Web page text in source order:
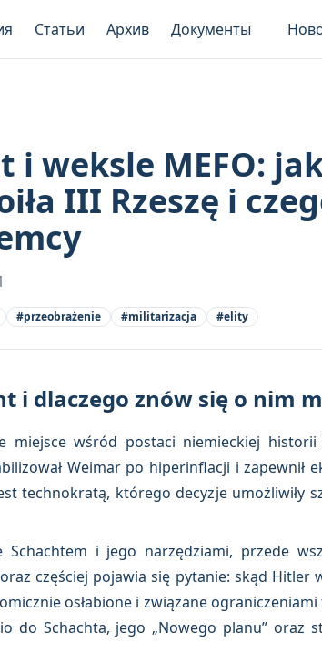
Статьи Архив Документы
i weksle MEFO:
III Rzeszę i
#przeobrażenie #militarizacja #elity
i dlaczego znów się o nim
miejsce wśród postaci niemieckiej
Weimar po hiperinflacji i zapewnił
technokratą, którego decyzje umożliwiły
i jego narzędziami, przede
częściej pojawia się pytanie: skąd Hitler
osłabione i związane
do Schachta, jego „Nowego planu” oraz